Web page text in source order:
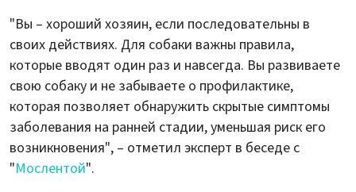
"Вы – хороший хозяин, если последовательны в
своих действиях. Для собаки важны правила,
которые вводят один раз и навсегда. Вы развиваете
свою собаку и не забываете о профилактике,
которая позволяет обнаружить скрытые симптомы
заболевания на ранней стадии, уменьшая риск его
возникновения", – отметил эксперт в беседе с
"Мослентой".